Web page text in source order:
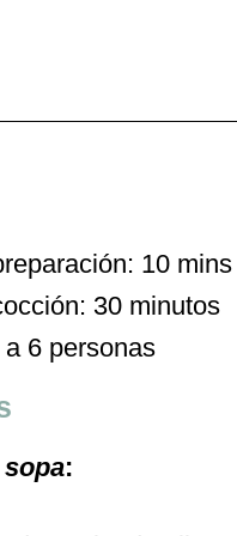
10 mins
30 minutos
6 personas
: